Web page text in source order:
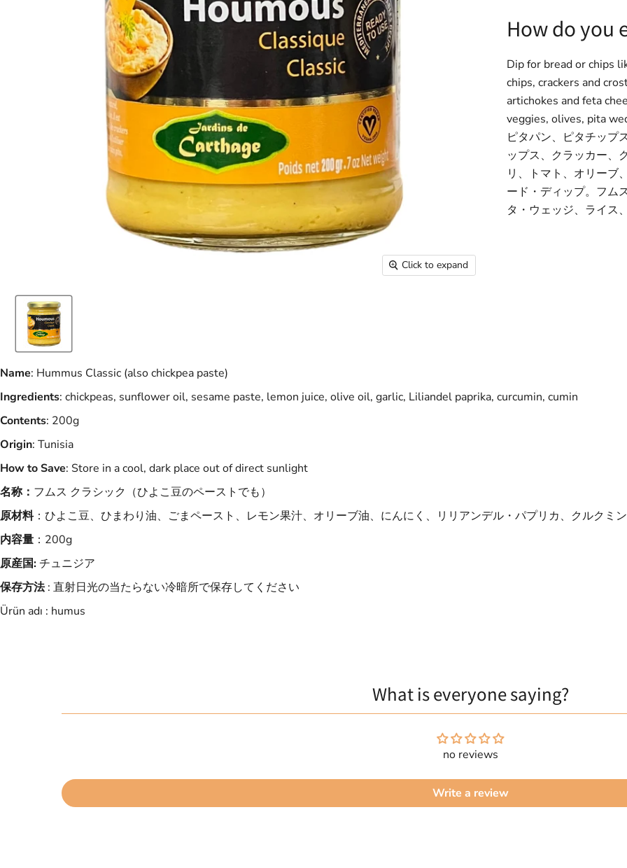
Click to expand
How do you
Dip for bread or chips
chips, crackers and
artichokes and feta
veggies, olives, pita
ピタパン、ピタチップ
ップス、クラッカー、
リ、トマト、オリーブ
ード・ディップ。フム
タ・ウェッジ、ライス
Name: Hummus Classic (also chickpea paste)
Ingredients: chickpeas, sunflower oil, sesame paste, lemon juice, olive oil, garlic, Liliandel paprika, curcumin, cumin
Contents: 200g
Origin: Tunisia
How to Save: Store in a cool, dark place out of direct sunlight
名称： フムス クラシック（ひよこ豆のペーストでも）
原材料：ひよこ豆、ひまわり油、ごまペースト、レモン果汁、オリーブ油、にんにく、リリアンデル・パプリカ、クルクミ
内容量 ：200g
原産国:チュニジア
保存方法: 直射日光の当たらない冷暗所で保存してください
Ürün adı : humus
What is everyone saying?
no reviews
Write a review